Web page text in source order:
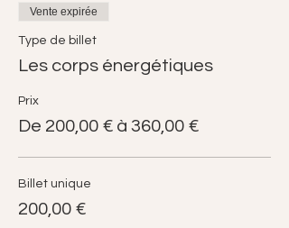
Vente expirée
Type de billet
Les corps énergétiques
Prix
De 200,00 € à 360,00 €
Billet unique
200,00 €